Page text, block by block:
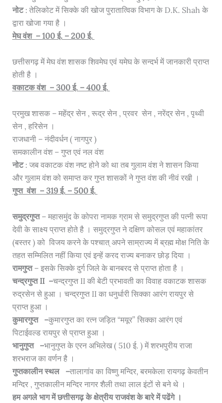
नोट: तेलिकोट में सिक्के की खोज पुरातात्विक विभाग के D.K. Shah के
द्वारा खोजा गया है ।
मेघ वंश – 100 ई. – 200 ई.
छत्तीसगढ़ में मेघ वंश शासक शिवमेघ एवं यमेघ के सन्दर्भ में जानकारी प्राप्त
होती है ।
वकाटक वंश – 300 ई. – 400 ई.
प्रमुख शासक – महेंद्र सेन , रूद्र सेन , प्रवर सेन , नरेंद्र सेन , पृथ्वी
सेन , हरिसेन ।
राजधानी – नंदीवर्धन ( नागपुर )
समकालीन वंश – गुप्त एवं नल वंश
नोट: जब वकाटक वंश नष्ट होने को था तब गुलाम वंश ने शासन किया
और गुलाम वंश को समाप्त कर गुप्त शासकों ने गुप्त वंश की नीवं रखी ।
गुप्त वंश – 319 ई. – 500 ई.
समुद्रगुप्त– महासमुंद के कोपरा नामक ग्राम से समुद्रगुप्त की पत्नी रूपा
देवी के साक्ष्य प्राप्त होते है । समुद्रगुप्त ने दक्षिण कोसल एवं महाकांतर
(बस्तर ) को विजय करने के पश्चात् अपने साम्राज्य में ब्रह्म मोक्ष निति के
तहत सम्मिलित नहीं किया एवं इन्हें करद राज्य बनाकर छोड़ दिया ।
रामगुप्त– इसके सिक्के दुर्ग जिले के बानबरद से प्राप्त होता है ।
चन्द्रगुप्त II –चन्द्रगुप्त II की बेटी प्रभावती का विवाह वकाटक शासक
रुद्रसेन से हुआ । चन्द्रगुप्त II का धनुर्धारी सिक्का आरंग रायपुर से
प्राप्त हुआ ।
कुमारगुप्त –कुमारगुप्त का रत्न जड़ित “मयूर” सिक्का आरंग एवं
पिटाईवल्ड रायपुर से प्राप्त हुआ ।
भानुगुप्त –भानुगुप्त के एरन अभिलेख ( 510 ई. ) में शरभपुरीय राजा
शरभराज का वर्णन है ।
गुप्तकालीन स्थल –तालागांव का विष्णु मन्दिर, बरमकेला रायगढ़ केवतीन
मन्दिर , गुप्तकालीन मन्दिर नागर शैली तथा लाल इंटों से बने थे ।
हम अगले भाग में छत्तीसगढ़ के क्षेत्रीय राजवंश के बारे में पढेंगे ।